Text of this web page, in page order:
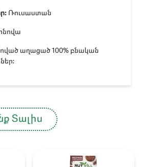
Ռուսաստան
աղացած 100% բնական
Տալիս